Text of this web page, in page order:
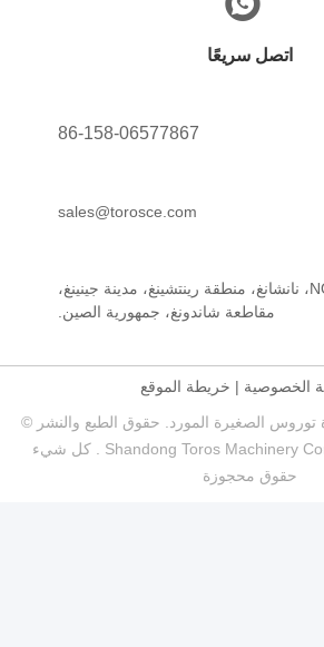
اتصل سريعًا
86-158-06577867
sales@torosce.com
الحديقة الصناعية NO.2-3، نانشانغ، منطقة رينتشينغ، مدينة جينينغ،
مقاطعة شاندونغ، جمهورية الصين.
الخصوصية|خريطة الموقع
توروس الصغيرة المورد. حقوق الطبع والنشر ©
2023-2026 Shandong Toros Machinery Corporation . كل شيء
حقوق محجوزة